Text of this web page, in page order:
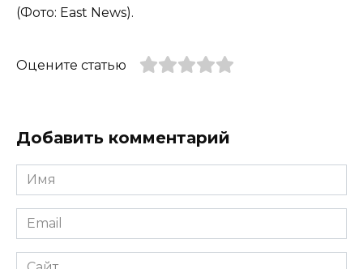
(Фото: East News).
Оцените статью
Добавить комментарий
Имя
*
Email
*
Сайт